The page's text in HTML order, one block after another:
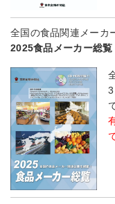
全国の食品関連メー
2025食品メーカー総覧